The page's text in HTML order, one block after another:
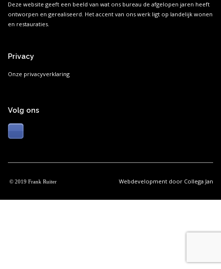
Deze website geeft een beeld van wat ons bureau de afgelopen jaren heeft
ontworpen en gerealiseerd. Het accent van ons werk ligt op landelijk wonen
en restauraties.
Privacy
Onze privacyverklaring
Volg ons
© 2019 Frank Ruiter Webdevelopment door Collega Jan